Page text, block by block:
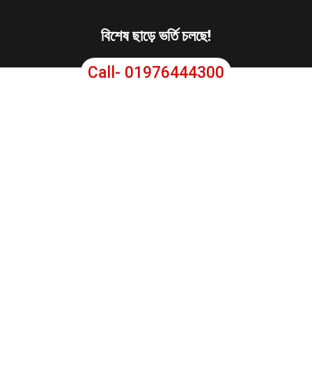
বিশেষ ছাড়ে ভর্তি চলছে!
Call- 01976444300